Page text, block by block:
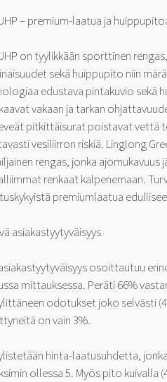
– premium-laatua ja
on tyylikkään sporttinen
sekä huippupito niin
edustava pintakuvio sekä
vakaan ja tarkan
pitkittäisurat poistavat vettä
vesiliirron riskiä. Linglong
rengas, jonka ajomukavuus
renkaat kalpenemaan.
premiumlaatua
asiakastyytyväisyys
osoittautuu
mittauksessa. Peräti 66%
odotukset joko selvästi
on vain 3%.
hinta-laatusuhdetta,
ollessa 5. Myös pito kuivalla